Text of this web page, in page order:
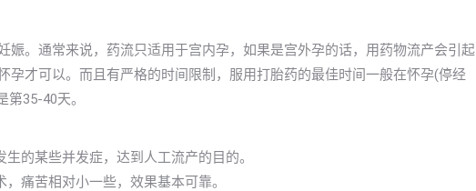
娠。通常来说，药流只适用于宫内孕，如果是宫外孕的话，用药物流产会引起
孕才可以。而且有严格的时间限制，服用打胎药的最佳时间一般在怀孕(停经
35-40天。
的某些并发症，达到人工流产的目的。
痛苦相对小一些，效果基本可靠。